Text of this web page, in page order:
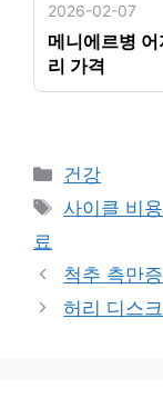
2026-02-07
메니에르병
리 가격
카
테
건강
태
사이클 비용
료
척추 측만
허리 디스